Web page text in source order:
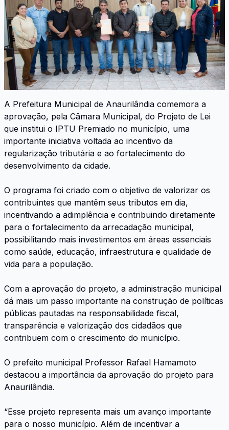
A Prefeitura Municipal de Anaurilândia comemora a
aprovação, pela Câmara Municipal, do Projeto de Lei
que institui o IPTU Premiado no município, uma
importante iniciativa voltada ao incentivo da
regularização tributária e ao fortalecimento do
desenvolvimento da cidade.
O programa foi criado com o objetivo de valorizar os
contribuintes que mantêm seus tributos em dia,
incentivando a adimplência e contribuindo diretamente
para o fortalecimento da arrecadação municipal,
possibilitando mais investimentos em áreas essenciais
como saúde, educação, infraestrutura e qualidade de
vida para a população.
Com a aprovação do projeto, a administração municipal
dá mais um passo importante na construção de políticas
públicas pautadas na responsabilidade fiscal,
transparência e valorização dos cidadãos que
contribuem com o crescimento do município.
O prefeito municipal Professor Rafael Hamamoto
destacou a importância da aprovação do projeto para
Anaurilândia.
“Esse projeto representa mais um avanço importante
para o nosso município. Além de incentivar a